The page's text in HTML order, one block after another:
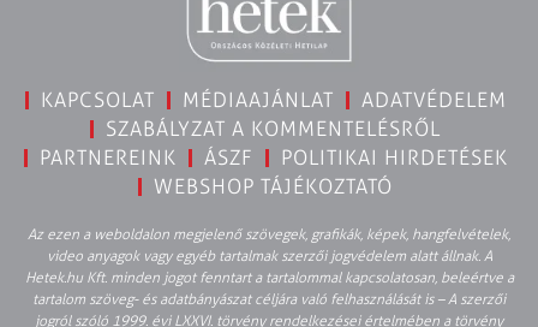
KAPCSOLAT MÉDIAAJÁNLAT
ADATVÉDELEM
SZABÁLYZAT A KOMMENTELÉSRŐL
PARTNEREINK
ÁSZF
POLITIKAI HIRDETÉSEK
WEBSHOP TÁJÉKOZTATÓ
Az ezen a weboldalon megjelenő szövegek, grafikák, képek, hangfelvételek,
video anyagok vagy egyéb tartalmak szerzői jogvédelem alatt állnak. A
Hetek.hu Kft. minden jogot fenntart a tartalommal kapcsolatosan, beleértve a
tartalom szöveg- és adatbányászat céljára való felhasználását is – A szerzői
jogról szóló 1999. évi LXXVI. törvény rendelkezései értelmében a törvény